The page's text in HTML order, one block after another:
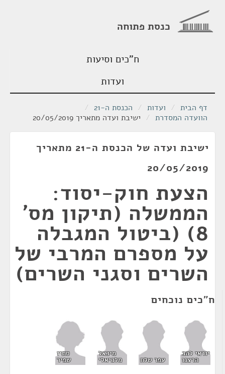
כנסת פתוחה
ח"כים וסיעות
ועדות
דף הבית / ועדות / הכנסת ה-21
/
הוועדה המסדרת / ישיבת ועדה מתאריך 20/05/2019
ישיבת ועדה של הכנסת ה-21 מתאריך
20/05/2019
הצעת חוק-יסוד:
הממשלה (תיקון מס'
8) (ביטול המגבלה
על מספרם המרבי של
השרים וסגני השרים)
ח"כים נוכחים
יוראי להב
הרצנו עפר שלח
מיכאל
מלכיאלי
סתיו
שפיר